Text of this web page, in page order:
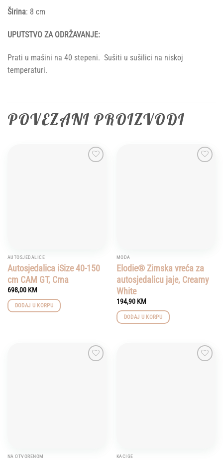
Širina: 8 cm
UPUTSTVO ZA ODRŽAVANJE:
Prati u mašini na 40 stepeni. Sušiti u sušilici na niskoj
temperaturi.
POVEZANI PROIZVODI
AUTOSJEDALICE
Autosjedalica iSize 40-150
cm CAM GT, Crna
698,00 KM
DODAJ U KORPU
MODA
Elodie® Zimska vreća za
autosjedalicu jaje, Creamy
White
194,90 KM
DODAJ U KORPU
NA OTVORENOM KACIGE